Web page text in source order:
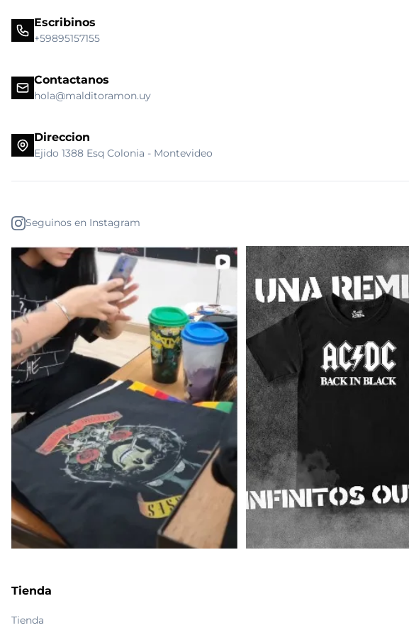
Escribinos
+59895157155
Contactanos
hola@malditoramon.uy
Direccion
Ejido 1388 Esq Colonia - Montevideo
Seguinos en Instagram
Tienda
Tienda